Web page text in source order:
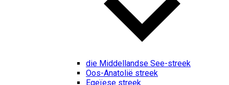
die Middellandse See-streek
Oos-Anatolië streek
Egeïese streek